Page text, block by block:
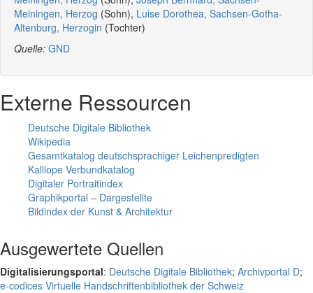
Meiningen, Herzog (Sohn), Luise Dorothea, Sachsen-Gotha-
Altenburg, Herzogin (Tochter)
Quelle: GND
Externe Ressourcen
Deutsche Digitale Bibliothek
Wikipedia
Gesamtkatalog deutschsprachiger Leichenpredigten
Kalliope Verbundkatalog
Digitaler Portraitindex
Graphikportal – Dargestellte
Bildindex der Kunst & Architektur
Ausgewertete Quellen
Digitalisierungsportal: Deutsche Digitale Bibliothek; Archivportal D;
e-codices Virtuelle Handschriftenbibliothek der Schweiz